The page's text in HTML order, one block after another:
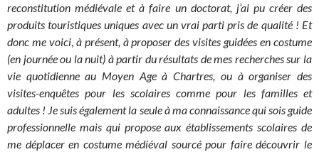
reconstitution médiévale et à faire un doctorat, j’ai pu créer des
produits touristiques uniques avec un vrai parti pris de qualité ! Et
donc me voici, à présent, à proposer des visites guidées en costume
(en journée ou la nuit) à partir du résultats de mes recherches sur la
vie quotidienne au Moyen Age à Chartres, ou à organiser des
visites-enquêtes pour les scolaires comme pour les familles et
adultes ! Je suis également la seule à ma connaissance qui sois guide
professionnelle mais qui propose aux établissements scolaires de
me déplacer en costume médiéval sourcé pour faire découvrir le